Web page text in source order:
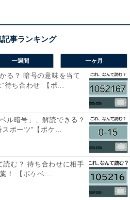
違い探しクイズ】「戴」の中にある別
一週間 一ヶ月
る？ 暗号の意味を当て
待ち合わせ”【ポ...
ル暗号」、解読できる？
ポーツ”【ポケ...
読む？ 待ち合わせに相手
！ 【ポケベ...